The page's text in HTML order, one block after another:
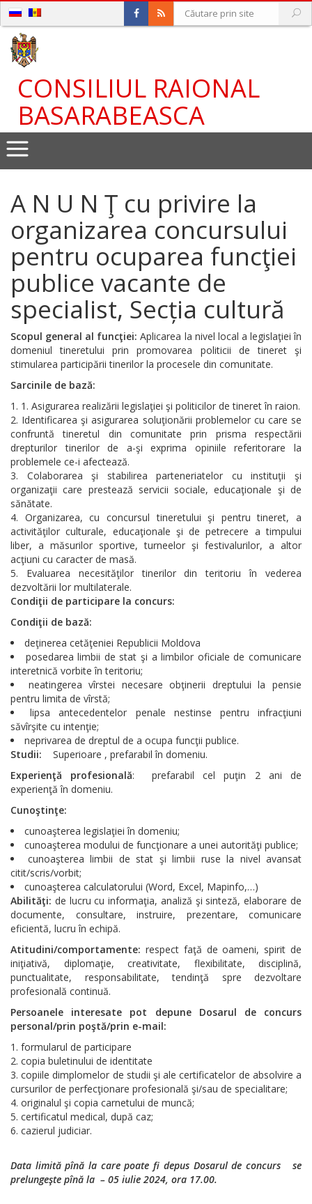
CONSILIUL RAIONAL
BASARABEASCA
A N U N Ţ cu privire la
organizarea concursului
pentru ocuparea funcţiei
publice vacante de
specialist, Seсția cultură
Scopul general al funcţiei:Aplicarea la nivel local a legislaţiei în
domeniul tineretului prin promovarea politicii de tineret şi
stimularea participării tinerilor la procesele din comunitate.
Sarcinile de bază:
1. Asigurarea realizării legislaţiei şi politicilor de tineret în raion.
Identificarea şi asigurarea soluţionării problemelor cu care se
confruntă tineretul din comunitate prin prisma respectării
drepturilor tinerilor de a-şi exprima opiniile referitorare la
problemele ce-i afectează.
Colaborarea şi stabilirea parteneriatelor cu instituţii şi
organizaţii care prestează servicii sociale, educaţionale şi de
sănătate.
Organizarea, cu concursul tineretului şi pentru tineret, a
activităţilor culturale, educaţionale şi de petrecere a timpului
liber, a măsurilor sportive, turneelor şi festivalurilor, a altor
acţiuni cu caracter de masă.
Evaluarea necesităţilor tinerilor din teritoriu în vederea
dezvoltării lor multilaterale.
Condiţii de participare la concurs:
Condiţii de bază:
deţinerea cetăţeniei Republicii Moldova
posedarea limbii de stat şi a limbilor oficiale de comunicare
interetnică vorbite în teritoriu;
neatingerea vîrstei necesare obţinerii dreptului la pensie
pentru limita de vîrstă;
lipsa antecedentelor penale nestinse pentru infracţiuni
săvîrşite cu intenţie;
neprivarea de dreptul de a ocupa funcţii publice.
Studii: Superioare , prefarabil în domeniu.
Experienţă profesională: prefarabil cel puţin 2 ani de
experienţă în domeniu.
Cunoştinţe:
cunoaşterea legislaţiei în domeniu;
cunoaşterea modului de funcţionare a unei autorităţi publice;
cunoaşterea limbii de stat şi limbii ruse la nivel avansat
citit/scris/vorbit;
cunoaşterea calculatorului (Word, Excel, Mapinfo,…)
Abilităţi: de lucru cu informaţia, analiză şi sinteză, elaborare de
documente, consultare, instruire, prezentare, comunicare
eficientă, lucru în echipă.
Atitudini/comportamente: respect faţă de oameni, spirit de
iniţiativă, diplomaţie, creativitate, flexibilitate, disciplină,
punctualitate, responsabilitate, tendinţă spre dezvoltare
profesională continuă.
Persoanele interesate pot depune Dosarul de concurs
personal/prin poştă/prin e-mail:
formularul de participare
copia buletinului de identitate
copiile dimplomelor de studii şi ale certificatelor de absolvire a
cursurilor de perfecţionare profesională şi/sau de specialitare;
originalul şi copia carnetului de muncă;
certificatul medical, după caz;
cazierul judiciar.
Data limită pînă la care poate fi depus Dosarul de concurs se
prelungeşte pînă la – 05 iulie 2024, ora 17.00.